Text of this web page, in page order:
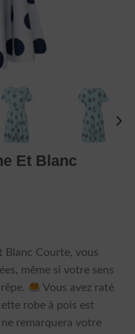
Et Blanc
€
€
Blanc Courte, vous
même si votre sens
Vous avez raté
robe à pois est
remarquera votre